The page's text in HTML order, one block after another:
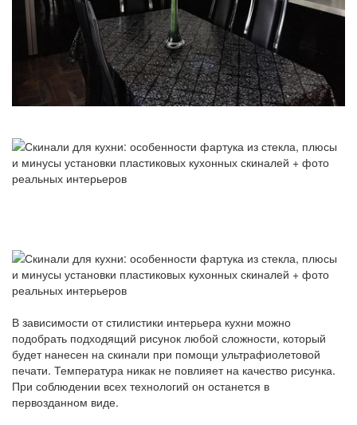
В зависимости от стилистики интерьера кухни можно
подобрать подходящий рисунок любой сложности, который
будет нанесен на скинали при помощи ультрафиолетовой
печати. Температура никак не повлияет на качество рисунка.
При соблюдении всех технологий он останется в
первозданном виде.